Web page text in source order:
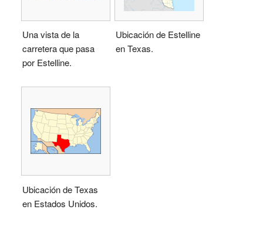
Una vista de la
carretera que pasa
por Estelline.
Ubicación de Estelline
en Texas.
Ubicación de Texas
en Estados Unidos.